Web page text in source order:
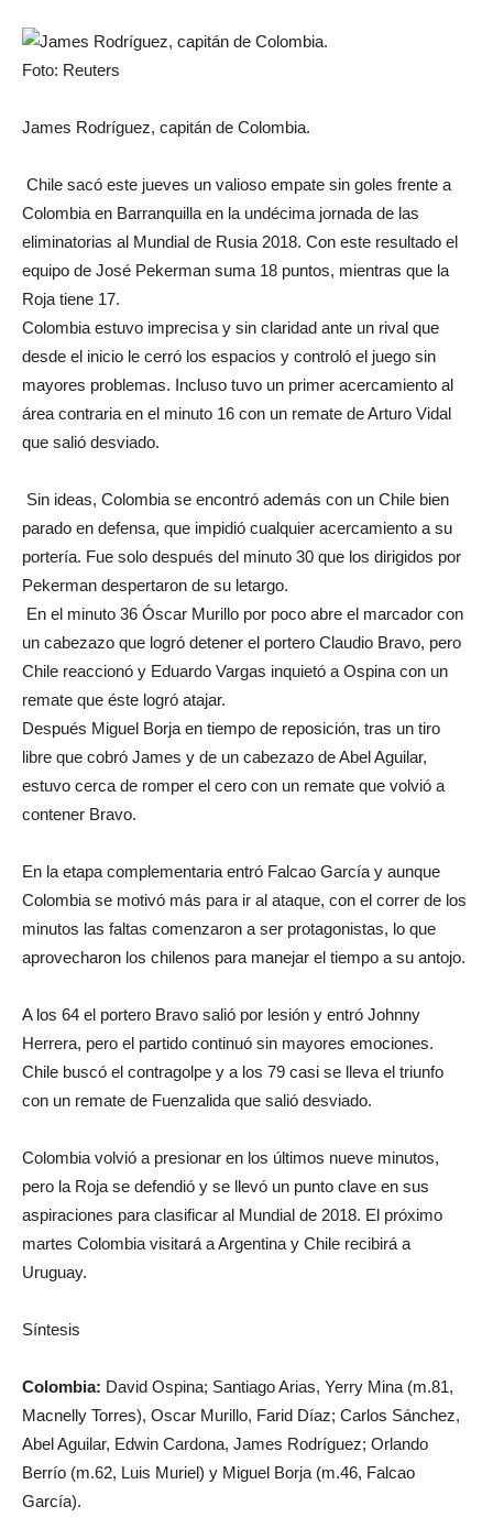
Foto: Reuters
James Rodríguez, capitán de Colombia.
Chile sacó este jueves un valioso empate sin goles frente a
Colombia en Barranquilla en la undécima jornada de las
eliminatorias al Mundial de Rusia 2018. Con este resultado el
equipo de José Pekerman suma 18 puntos, mientras que la
Roja tiene 17.
Colombia estuvo imprecisa y sin claridad ante un rival que
desde el inicio le cerró los espacios y controló el juego sin
mayores problemas. Incluso tuvo un primer acercamiento al
área contraria en el minuto 16 con un remate de Arturo Vidal
que salió desviado.
Sin ideas, Colombia se encontró además con un Chile bien
parado en defensa, que impidió cualquier acercamiento a su
portería. Fue solo después del minuto 30 que los dirigidos por
Pekerman despertaron de su letargo.
En el minuto 36 Óscar Murillo por poco abre el marcador con
un cabezazo que logró detener el portero Claudio Bravo, pero
Chile reaccionó y Eduardo Vargas inquietó a Ospina con un
remate que éste logró atajar.
Después Miguel Borja en tiempo de reposición, tras un tiro
libre que cobró James y de un cabezazo de Abel Aguilar,
estuvo cerca de romper el cero con un remate que volvió a
contener Bravo.
En la etapa complementaria entró Falcao García y aunque
Colombia se motivó más para ir al ataque, con el correr de los
minutos las faltas comenzaron a ser protagonistas, lo que
aprovecharon los chilenos para manejar el tiempo a su antojo.
A los 64 el portero Bravo salió por lesión y entró Johnny
Herrera, pero el partido continuó sin mayores emociones.
Chile buscó el contragolpe y a los 79 casi se lleva el triunfo
con un remate de Fuenzalida que salió desviado.
Colombia volvió a presionar en los últimos nueve minutos,
pero la Roja se defendió y se llevó un punto clave en sus
aspiraciones para clasificar al Mundial de 2018. El próximo
martes Colombia visitará a Argentina y Chile recibirá a
Uruguay.
Síntesis
Colombia: David Ospina; Santiago Arias, Yerry Mina (m.81,
Macnelly Torres), Oscar Murillo, Farid Díaz; Carlos Sánchez,
Abel Aguilar, Edwin Cardona, James Rodríguez; Orlando
Berrío (m.62, Luis Muriel) y Miguel Borja (m.46, Falcao
García).